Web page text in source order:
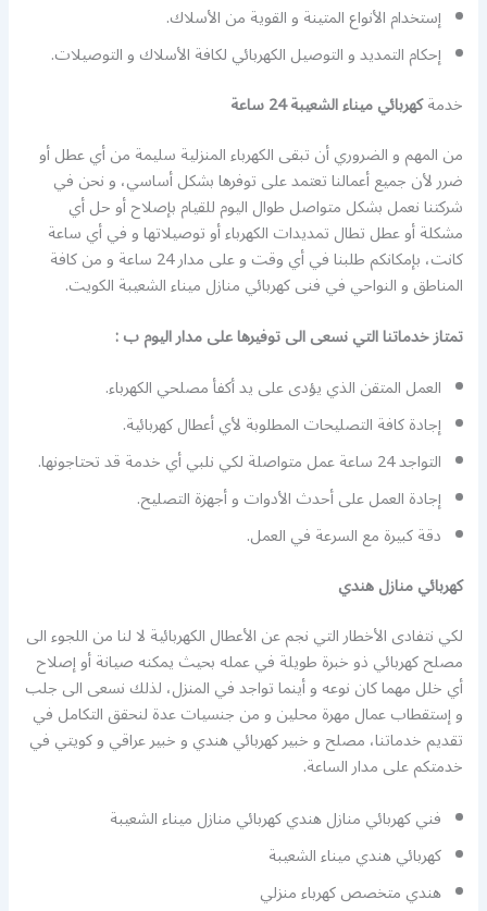
إستخدام الأنواع المتينة و القوية من الأسلاك.
إحكام التمديد و التوصيل الكهربائي لكافة الأسلاك و التوصيلات.
خدمةكهربائي ميناء الشعيبة 24 ساعة
من المهم و الضروري أن تبقى الكهرباء المنزلية سليمة من أي عطل أو
ضرر لأن جميع أعمالنا تعتمد على توفرها بشكل أساسي، و نحن في
شركتنا نعمل بشكل متواصل طوال اليوم للقيام بإصلاح أو حل أي
مشكلة أو عطل تطال تمديدات الكهرباء أو توصيلاتها و في أي ساعة
كانت، بإمكانكم طلبنا في أي وقت و على مدار 24 ساعة و من كافة
المناطق و النواحي في فنى كهربائي منازل ميناء الشعيبة الكويت.
تمتاز خدماتنا التي نسعى الى توفيرها على مدار اليوم ب :
العمل المتقن الذي يؤدى على يد أكفأ مصلحي الكهرباء.
إجادة كافة التصليحات المطلوبة لأي أعطال كهربائية.
التواجد 24 ساعة عمل متواصلة لكي نلبي أي خدمة قد تحتاجونها.
إجادة العمل على أحدث الأدوات و أجهزة التصليح.
دقة كبيرة مع السرعة في العمل.
كهربائي منازل هندي
لكي نتفادى الأخطار التي نجم عن الأعطال الكهربائية لا لنا من اللجوء الى
مصلح كهربائي ذو خبرة طويلة في عمله بحيث يمكنه صيانة أو إصلاح
أي خلل مهما كان نوعه و أينما تواجد في المنزل، لذلك نسعى الى جلب
و إستقطاب عمال مهرة محلين و من جنسيات عدة لنحقق التكامل في
تقديم خدماتنا، مصلح و خبير كهربائي هندي و خبير عراقي و كويتي في
خدمتكم على مدار الساعة.
فني كهربائي منازل هندي كهربائي منازل ميناء الشعيبة
كهربائي هندي ميناء الشعيبة
هندي متخصص كهرباء منزلي